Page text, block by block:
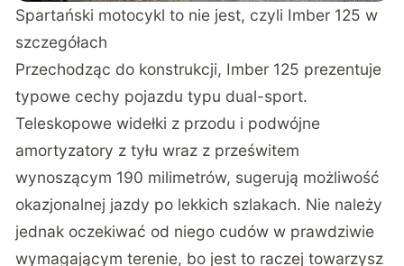
Spartański motocykl to nie jest, czyli Imber 125 w
szczegółach
Przechodząc do konstrukcji, Imber 125 prezentuje
typowe cechy pojazdu typu dual-sport.
Teleskopowe widełki z przodu i podwójne
amortyzatory z tyłu wraz z prześwitem
wynoszącym 190 milimetrów, sugerują możliwość
okazjonalnej jazdy po lekkich szlakach. Nie należy
jednak oczekiwać od niego cudów w prawdziwie
wymagającym terenie, bo jest to raczej towarzysz